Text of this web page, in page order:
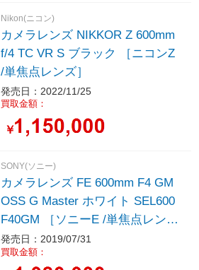
Nikon(ニコン)
カメラレンズ NIKKOR Z 600mm
f/4 TC VR S ブラック ［ニコンZ
/単焦点レンズ］
発売日：2022/11/25
買取金額：
￥
SONY(ソニー)
カメラレンズ FE 600mm F4 GM
OSS G Master ホワイト SEL600
F40GM ［ソニーE /単焦点レン
ズ］
発売日：2019/07/31
買取金額：